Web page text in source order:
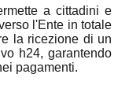
a cittadini e
l'Ente in totale
la ricezione di un
h24, garantendo
pagamenti.